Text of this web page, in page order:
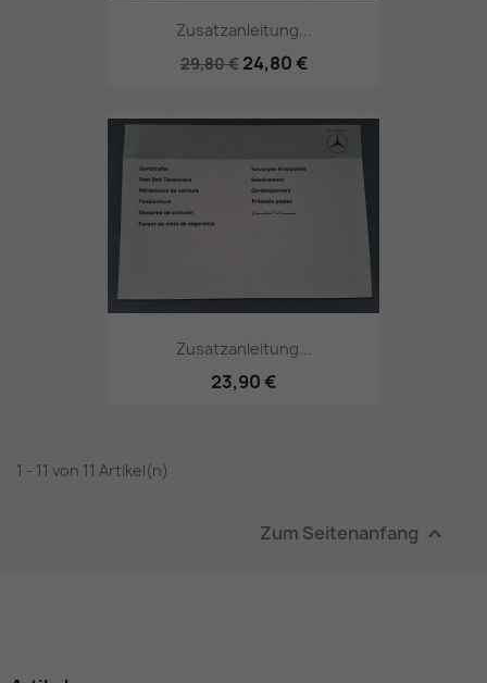
Zusatzanleitung...
29,80 € 24,80 €
Zusatzanleitung...
23,90 €
1 - 11 von 11 Artikel(n)
Zum Seitenanfang 